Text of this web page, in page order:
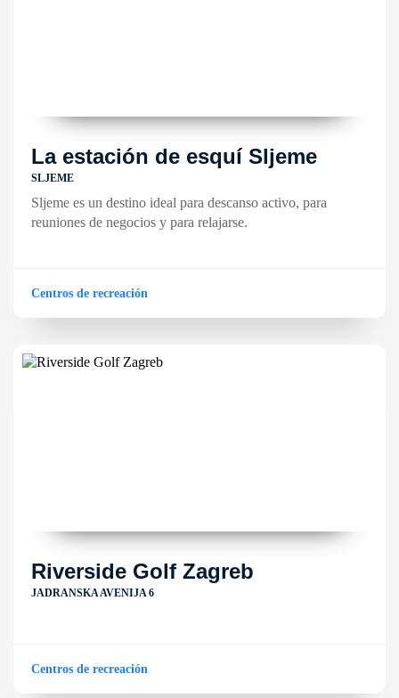
La estación de esquí Sljeme
SLJEME
Sljeme es un destino ideal para descanso activo, para
reuniones de negocios y para relajarse.
Centros de recreación
Riverside Golf Zagreb
JADRANSKA AVENIJA 6
Centros de recreación